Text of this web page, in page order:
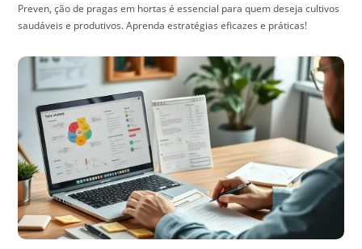
Preven, ção de pragas em hortas é essencial para quem deseja cultivos
saudáveis e produtivos. Aprenda estratégias eficazes e práticas!